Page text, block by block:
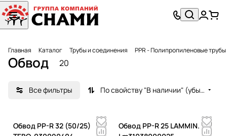
Главная Каталог Трубы и соединения PPR - Полипропиленовые
Обвод 20
Все фильтры По свойству "В наличии" (убывание)
Обвод PP-R 32 (50/25)
Обвод PP-R 25 LAMMIN.